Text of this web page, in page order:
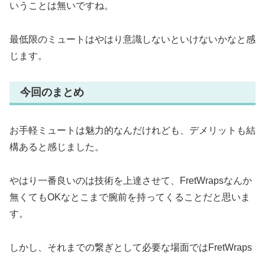
いうことは無いですね。
最低限のミュートはやはり意識しないといけないかなと感
じます。
今回のまとめ
お手軽ミュートは魅力的なんだけれども、デメリットも結
構あると感じました。
やはり一番良いのは技術を上達させて、FretWrapsなんか
無くてもOKなとこまで腕前を持ってくることだと思いま
す。
しかし、それまでの繋ぎとして必要な場面ではFretWraps